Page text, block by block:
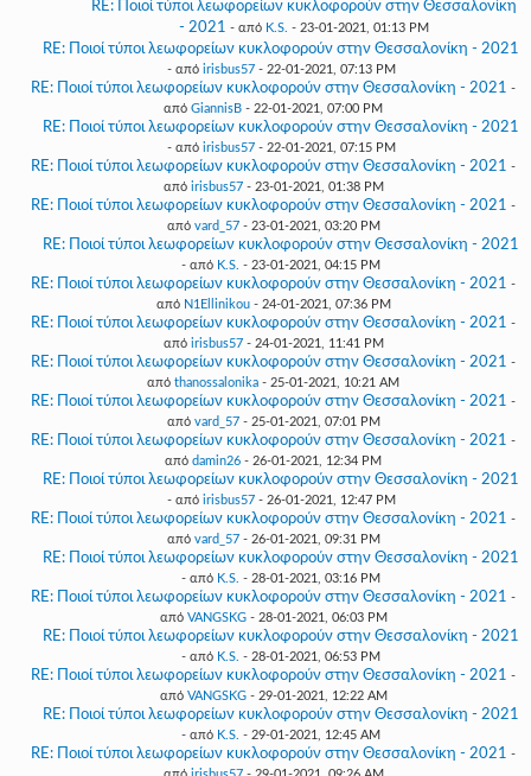
RE: Ποιοί τύποι λεωφορείων κυκλοφορούν στην Θεσσαλονίκη
- 2021 - από K.S. - 23-01-2021, 01:13 PM
RE: Ποιοί τύποι λεωφορείων κυκλοφορούν στην Θεσσαλονίκη - 2021
- από irisbus57- 22-01-2021, 07:13 PM
RE: Ποιοί τύποι λεωφορείων κυκλοφορούν στην Θεσσαλονίκη - 2021 -
από GiannisB - 22-01-2021, 07:00 PM
RE: Ποιοί τύποι λεωφορείων κυκλοφορούν στην Θεσσαλονίκη - 2021
- από irisbus57- 22-01-2021, 07:15 PM
RE: Ποιοί τύποι λεωφορείων κυκλοφορούν στην Θεσσαλονίκη - 2021 -
από irisbus57- 23-01-2021, 01:38 PM
RE: Ποιοί τύποι λεωφορείων κυκλοφορούν στην Θεσσαλονίκη - 2021 -
από vard_57- 23-01-2021, 03:20 PM
RE: Ποιοί τύποι λεωφορείων κυκλοφορούν στην Θεσσαλονίκη - 2021
- από K.S. - 23-01-2021, 04:15 PM
RE: Ποιοί τύποι λεωφορείων κυκλοφορούν στην Θεσσαλονίκη - 2021 -
από N1Ellinikou- 24-01-2021, 07:36 PM
RE: Ποιοί τύποι λεωφορείων κυκλοφορούν στην Θεσσαλονίκη - 2021 -
από irisbus57- 24-01-2021, 11:41 PM
RE: Ποιοί τύποι λεωφορείων κυκλοφορούν στην Θεσσαλονίκη - 2021 -
από thanossalonika - 25-01-2021, 10:21 AM
RE: Ποιοί τύποι λεωφορείων κυκλοφορούν στην Θεσσαλονίκη - 2021 -
από vard_57- 25-01-2021, 07:01 PM
RE: Ποιοί τύποι λεωφορείων κυκλοφορούν στην Θεσσαλονίκη - 2021 -
από damin26 - 26-01-2021, 12:34 PM
RE: Ποιοί τύποι λεωφορείων κυκλοφορούν στην Θεσσαλονίκη - 2021
- από irisbus57- 26-01-2021, 12:47 PM
RE: Ποιοί τύποι λεωφορείων κυκλοφορούν στην Θεσσαλονίκη - 2021 -
από vard_57- 26-01-2021, 09:31 PM
RE: Ποιοί τύποι λεωφορείων κυκλοφορούν στην Θεσσαλονίκη - 2021
- από K.S. - 28-01-2021, 03:16 PM
RE: Ποιοί τύποι λεωφορείων κυκλοφορούν στην Θεσσαλονίκη - 2021 -
από VANGSKG- 28-01-2021, 06:03 PM
RE: Ποιοί τύποι λεωφορείων κυκλοφορούν στην Θεσσαλονίκη - 2021
- από K.S. - 28-01-2021, 06:53 PM
RE: Ποιοί τύποι λεωφορείων κυκλοφορούν στην Θεσσαλονίκη - 2021 -
από VANGSKG- 29-01-2021, 12:22 AM
RE: Ποιοί τύποι λεωφορείων κυκλοφορούν στην Θεσσαλονίκη - 2021
- από K.S. - 29-01-2021, 12:45 AM
RE: Ποιοί τύποι λεωφορείων κυκλοφορούν στην Θεσσαλονίκη - 2021 -